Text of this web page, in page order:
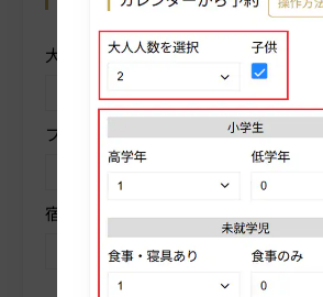
大人人数を選択 子供
プランを選択 部屋タ
宿泊数を選択